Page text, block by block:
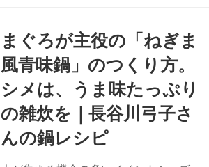
まぐろが主役の「ねぎま
風青味鍋」のつくり方。
シメは、うま味たっぷり
の雑炊を｜長谷川弓子さ
んの鍋レシピ